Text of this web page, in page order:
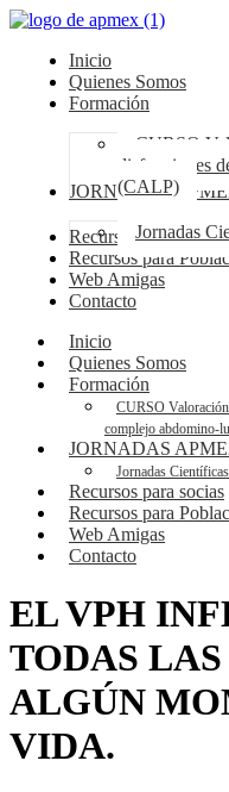
Inicio
Quienes Somos
Formación
CURSO
disfunciones
(CALP)
JORNADAS
Jornadas
Recursos para socias
Recursos para
Web Amigas
Contacto
Inicio
Quienes Somos
Formación
CURSO
complejo abdomino-
JORNADAS
Jornadas
Recursos para socias
Recursos para
Web Amigas
Contacto
EL VPH
TODAS
ALGÚN
VIDA.